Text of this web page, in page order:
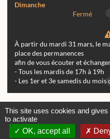
Dimanche
Fermé
À partir du mardi 31 mars, le
place des permanences
afin de vous écouter et
- Tous les mardis de 17h à 19h
- Les 1er et 3e samedis du mois
Contactez-nous
© tous droits réservés
This site uses cookies and
to activate
OK, accept all